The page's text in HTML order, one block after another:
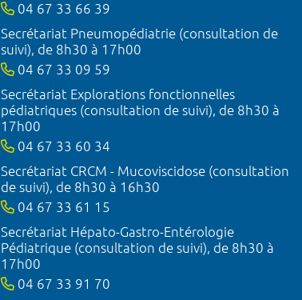
04 67 33 66 39
Secrétariat Pneumopédiatrie (consultation de
suivi), de 8h30 à 17h00
04 67 33 09 59
Secrétariat Explorations fonctionnelles
pédiatriques (consultation de suivi), de 8h30 à
17h00
04 67 33 60 34
Secrétariat CRCM - Mucoviscidose (consultation
de suivi), de 8h30 à 16h30
04 67 33 61 15
Secrétariat Hépato-Gastro-Entérologie
Pédiatrique (consultation de suivi), de 8h30 à
17h00
04 67 33 91 70